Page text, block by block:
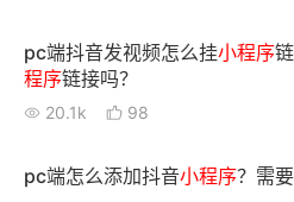
pc端抖音发视频怎么挂小程序
程序链接吗？
20.1k 98
pc端怎么添加抖音小程序？需